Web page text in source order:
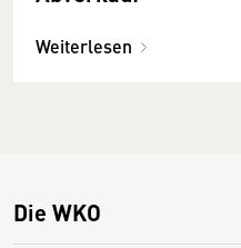
Weiterlesen
Die WKO